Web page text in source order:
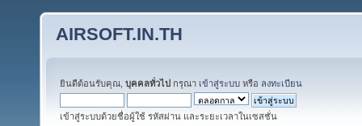
AIRSOFT.IN.TH
ยินดีต้อนรับคุณ, บุคคลทั่วไป กรุณา เข้าสู่ระบบ หรือ ลงทะเบียน
เข้าสู่ระบบด้วยชื่อผู้ใช้ รหัสผ่าน และระยะเวลาในเซสชั่น